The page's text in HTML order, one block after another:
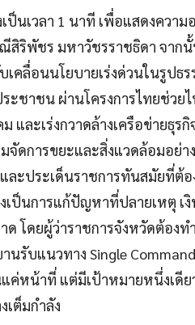
นเวลา 1 นาที เพื่อแสดงควา
สิริพัชร มหาวัชรราชธิดา จา
อนนโยบายเร่งด่วนในรูปธร
ชาชน ผ่านโครงการไทยช่วย
และเร่งกวาดล้างเครือข่าย
จัดการขยะและสิ่งแวดล้อมอ
ะประเด็นราชการทันสมัยที่ต้
นการแก้ปัญหาที่ปลายเหตุ เ
โดยผู้ว่าราชการจังหวัดต้อง
นรับแนวทาง Single
หน้าที่ แต่มีเป้าหมายหนึ่งเดี
ต็มกำลัง